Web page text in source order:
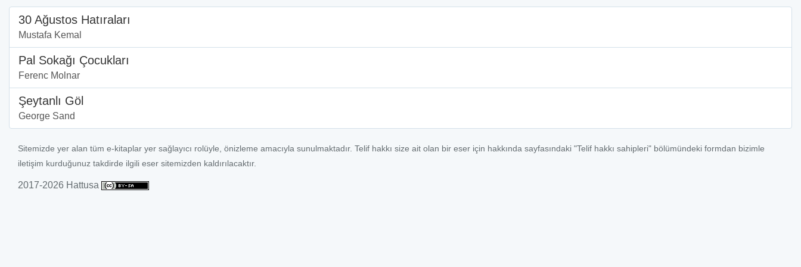
30 Ağustos Hatıraları
Mustafa Kemal
Pal Sokağı Çocukları
Ferenc Molnar
Şeytanlı Göl
George Sand
Sitemizde yer alan tüm e-kitaplar yer sağlayıcı rolüyle, önizleme amacıyla sunulmaktadır. Telif hakkı size ait olan bir eser için hakkında sayfasındaki "Telif hakkı sahipleri" bölümündeki formdan bizimle
iletişim kurduğunuz takdirde ilgili eser sitemizden kaldırılacaktır.
2017-2026 Hattusa